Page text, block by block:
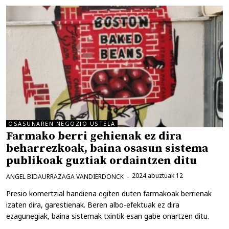
OSASUNAREN NEGOZIO USTELA
Farmako berri gehienak ez dira
beharrezkoak, baina osasun sistema
publikoak guztiak ordaintzen ditu
2024 abuztuak 12
ANGEL BIDAURRAZAGA VANDIERDONCK
Presio komertzial handiena egiten duten farmakoak berrienak
izaten dira, garestienak. Beren albo-efektuak ez dira
ezagunegiak, baina sistemak txintik esan gabe onartzen ditu.